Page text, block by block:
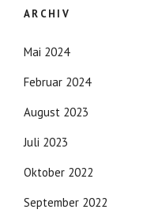
ARCHIV
Mai 2024
Februar 2024
August 2023
Juli 2023
Oktober 2022
September 2022